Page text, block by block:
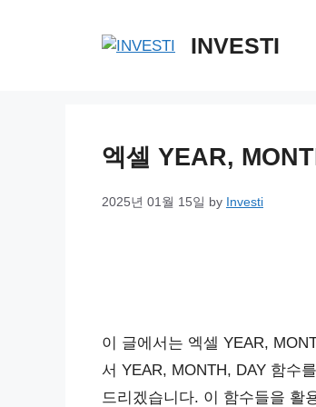
INVESTI
엑셀 YEAR,
2025년 01월 15일 by Investi
이 글에서는 엑셀 YEAR,
서 YEAR, MONTH, DAY 함수
드리겠습니다. 이 함수들을 활